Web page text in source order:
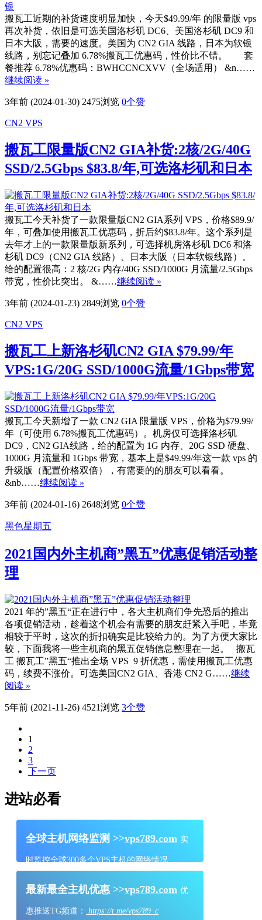
搬瓦工近期的补货速度明显加快，今天$49.99/年 的限量版 vps
再次补货，依旧是可选美国洛杉矶 DC6、美国洛杉矶 DC9 和
日本大阪，需要的速度。美国为 CN2 GIA 线路，日本为软银
线路，别忘记叠加 6.78%搬瓦工优惠码，性价比不错。 套
餐推荐 6.78%优惠码：BWHCCNCXVV（全场适用） &n……
继续阅读 »
3年前 (2024-01-30) 2475浏览 0个赞
CN2 VPS
搬瓦工限量版CN2 GIA补货:2核/2G/40G
SSD/2.5Gbps $83.8/年,可选洛杉矶和日本
搬瓦工今天补货了一款限量版CN2 GIA系列 VPS，价格$89.9/
年，可叠加使用搬瓦工优惠码，折后约$83.8/年。这个系列是
去年才上的一款限量版新系列，可选择机房洛杉矶 DC6 和洛
杉矶 DC9（CN2 GIA 线路）、日本大阪（日本软银线路）。
给的配置很高：2 核/2G 内存/40G SSD/1000G 月流量/2.5Gbps
带宽，性价比突出。 &……继续阅读 »
3年前 (2024-01-23) 2849浏览 0个赞
CN2 VPS
搬瓦工上新洛杉矶CN2 GIA $79.99/年
VPS:1G/20G SSD/1000G流量/1Gbps带宽
搬瓦工今天新增了一款 CN2 GIA 限量版 VPS，价格为$79.99/
年（可使用 6.78%搬瓦工优惠码）。机房仅可选择洛杉矶
DC9，CN2 GIA线路，给的配置为 1G 内存、20G SSD 硬盘、
1000G 月流量和 1Gbps 带宽，基本上是$49.99/年这一款 vps 的
升级版（配置价格双倍），有需要的的朋友可以看看。
&nb……继续阅读 »
3年前 (2024-01-16) 2648浏览 0个赞
黑色星期五
2021国内外主机商”黑五”优惠促销活动整
理
2021 年的”黑五“正在进行中，各大主机商们争先恐后的推出
各项促销活动，趁着这个机会有需要的朋友赶紧入手吧，毕竟
相较于平时，这次的折扣确实是比较给力的。为了方便大家比
较，下面我将一些主机商的黑五促销信息整理在一起。 搬瓦
工 搬瓦工”黑五“推出全场 VPS 9 折优惠，需使用搬瓦工优惠
码，续费不涨价。可选美国CN2 GIA、香港 CN2 G……继续
阅读 »
5年前 (2021-11-26) 4521浏览 3个赞
1
2
3
下一页
进站必看
全球主机网络监测 >>vps789.com 实
时监控全球300多个VPS主机的网络情况
最新最全主机优惠 >>vps789.com 优
惠推送TG频道：
https://t.me/vps789_c